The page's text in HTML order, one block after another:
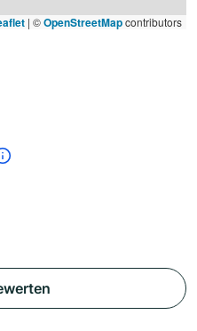
| ©OpenStreetMapcontributors